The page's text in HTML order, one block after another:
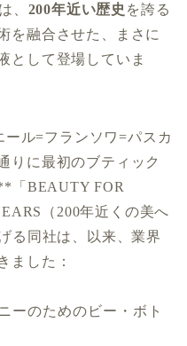
は、 200年近い歴史 を誇る
を融合させた、まさに
として登場していま
ール=フランソワ=パスカ
りに最初のブティック
「BEAUTY FOR
（200年近くの美へ
る同社は、以来、業界
ました：
ーのためのビー・ボト